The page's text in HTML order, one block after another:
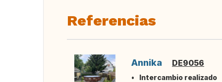
Referencias
Annika DE9056
Intercambio realizado